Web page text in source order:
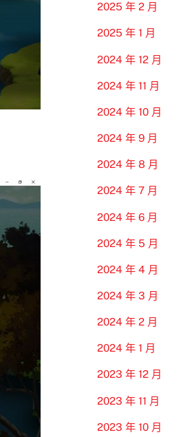
2025 年 2 月
2025 年 1 月
2024 年 12 月
2024 年 11 月
2024 年 10 月
2024 年 9 月
2024 年 8 月
2024 年 7 月
2024 年 6 月
2024 年 5 月
2024 年 4 月
2024 年 3 月
2024 年 2 月
2024 年 1 月
2023 年 12 月
2023 年 11 月
2023 年 10 月